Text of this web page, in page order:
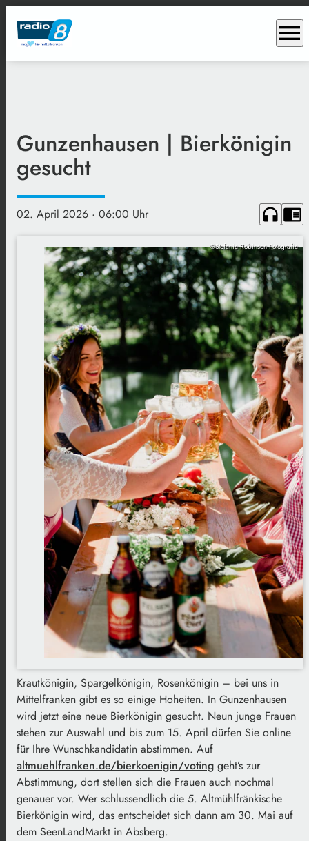
menu
Gunzenhausen | Bierkönigin
gesucht
02. April 2026 · 06:00 Uhr headphones chrome_reader_mode
©Stefanie Robinson Fotografie
Krautkönigin, Spargelkönigin, Rosenkönigin – bei uns in
Mittelfranken gibt es so einige Hoheiten. In Gunzenhausen
wird jetzt eine neue Bierkönigin gesucht. Neun junge Frauen
stehen zur Auswahl und bis zum 15. April dürfen Sie online
für Ihre Wunschkandidatin abstimmen. Auf
altmuehlfranken.de/bierkoenigin/voting geht’s zur
Abstimmung, dort stellen sich die Frauen auch nochmal
genauer vor. Wer schlussendlich die 5. Altmühlfränkische
Bierkönigin wird, das entscheidet sich dann am 30. Mai auf
dem SeenLandMarkt in Absberg.